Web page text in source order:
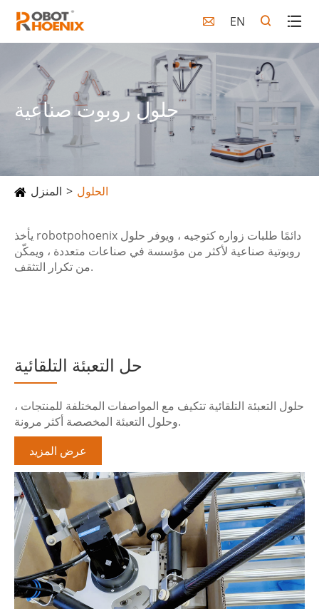
 EN
حلول روبوت صناعية
المنزل الحلول
يأخذ robotpohoenix دائمًا طلبات زواره كتوجيه ، ويوفر حلول
روبوتية صناعية لأكثر من مؤسسة في صناعات متعددة ، ويمكّن
من تكرار التثقف.
حل التعبئة التلقائية
حلول التعبئة التلقائية تتكيف مع المواصفات المختلفة للمنتجات ،
وحلول التعبئة المخصصة أكثر مرونة.
عرض المزيد